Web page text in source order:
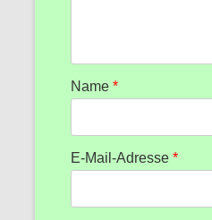
Name *
E-Mail-Adresse *